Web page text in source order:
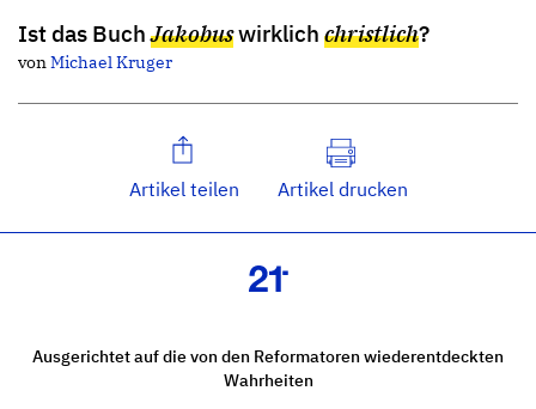
Ist das BuchJakobuswirklich christlich?
vonMichael Kruger
Artikel teilen Artikel drucken
Ausgerichtet auf die von den Reformatoren wiederentdeckten
Wahrheiten